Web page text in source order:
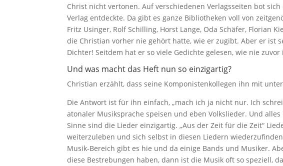
Christ nicht vertonen. Auf verschiedenen Verlagsseiten bot
Verlag entdeckte. Da gibt es ganze Bibliotheken voll von
Fritz Usinger, Rolf Schilling, Horst Lange, Oda Schäfer, Florian
die Christian vorher nie gehört hatte, wie er zugibt. Aber er ist
Dichter! Seitdem hat er so viele Gedichte gelesen, wie nie zuvor
Und was macht das Heft nun so einzigartig?
Christian erzählt, dass seine Komponistenkollegen ihn mit
Die Antwort ist für ihn einfach, „mach ich ja nicht nur. Ich
atonaler Musiksprache speisen und eben Volkslieder. Und
Sinne sind die Lieder einzigartig. „Aus der Zeit für die Zeit“
weiterzuleben und sich selbst in diesen Liedern
Musik-Bereich gibt es hie und da einige Bands und Musiker.
diese Bestrebungen haben, dann ist die Musik oft so speziell,